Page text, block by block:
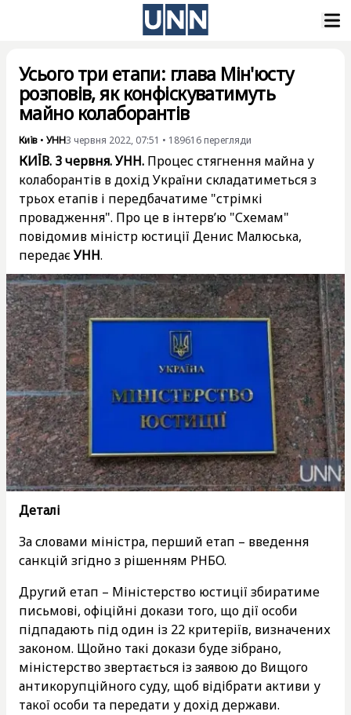
Усього три етапи: глава Мін'юсту
розповів, як конфіскуватимуть
майно колаборантів
Київ • УНН3 червня 2022, 07:51 • 189616 перегляди
КИЇВ. 3 червня. УНН. Процес стягнення майна у
колаборантів в дохід України складатиметься з
трьох етапів і передбачатиме "стрімкі
провадження". Про це в інтерв’ю "Схемам"
повідомив міністр юстиції Денис Малюська,
передаєУНН.
Деталі
За словами міністра, перший етап – введення
санкцій згідно з рішенням РНБО.
Другий етап – Міністерство юстиції збиратиме
письмові, офіційні докази того, що дії особи
підпадають під один із 22 критеріїв, визначених
законом. Щойно такі докази буде зібрано,
міністерство звертається із заявою до Вищого
антикорупційного суду, щоб відібрати активи у
такої особи та передати у дохід держави.